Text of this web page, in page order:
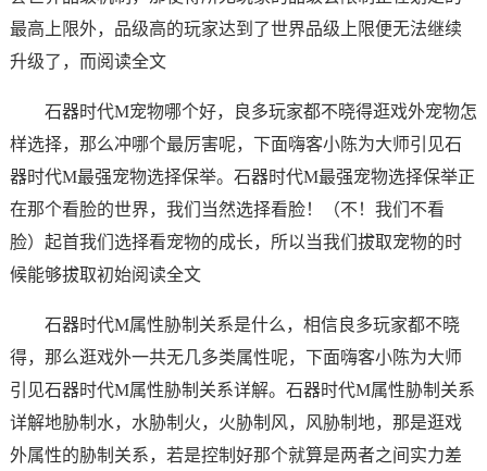
最高上限外，品级高的玩家达到了世界品级上限便无法继续
升级了，而阅读全文
石器时代M宠物哪个好，良多玩家都不晓得逛戏外宠物怎
样选择，那么冲哪个最厉害呢，下面嗨客小陈为大师引见石
器时代M最强宠物选择保举。石器时代M最强宠物选择保举正
在那个看脸的世界，我们当然选择看脸！（不！我们不看
脸）起首我们选择看宠物的成长，所以当我们拔取宠物的时
候能够拔取初始阅读全文
石器时代M属性胁制关系是什么，相信良多玩家都不晓
得，那么逛戏外一共无几多类属性呢，下面嗨客小陈为大师
引见石器时代M属性胁制关系详解。石器时代M属性胁制关系
详解地胁制水，水胁制火，火胁制风，风胁制地，那是逛戏
外属性的胁制关系，若是控制好那个就算是两者之间实力差